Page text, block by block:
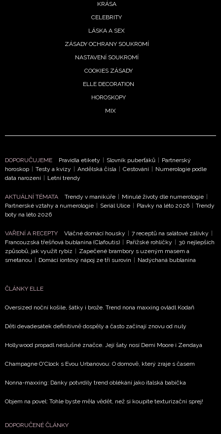
KRÁSA
CELEBRITY
LÁSKA A SEX
ZÁSADY OCHRANY SOUKROMÍ
NASTAVENÍ SOUKROMÍ
COOKIES ZÁSADY
ELLE DECORATION
HOROSKOPY
MIX
DOPORUČUJEME Pravidla etikety Slovník puberťáků
Partnerský
horoskop
Testy a kvízy Andělská čísla Cestování
Numerologie podle
data narození
Letní trendy
AKTUÁLNÍ TÉMATA Trendy v manikúře Minulé životy dle numerologie
Partnerské vztahy a numerologie
Seriál Ulice Plavky na léto 2026
Trendy
boty na léto 2026
VAŘENÍ A RECEPTY Vláčné domácí housky 7 receptů na salátové zálivky
Francouzská třešňová bublanina (Clafoutis)
Pařížské rohlíčky
30 nejlepších
způsobů, jak využít rybíz
Zapečené brambory s uzeným masem a
smetanou
Domácí iontový nápoj ze tří surovin Nadýchaná bublanina
ČLÁNKY ELLE
Oversized noční košile, šátky i brože. Trend nona maxxing ovládl Kodaň
Děti devadesátek definitivně dospěly a často začínají znovu od nuly
Hollywood propadl neslušné značce. Její šaty nosí Demi Moore i Zendaya
Champagne O'Clock s Evou Urbanovou: O domově, který zraje s časem
Nonna-maxxing: Dánky potvrdily trend oblékání jako italská babička
Objem na povel: Tohle byste měla vědět, než si koupíte texturizační sprej!
DOPORUČENÉ ČLÁNKY